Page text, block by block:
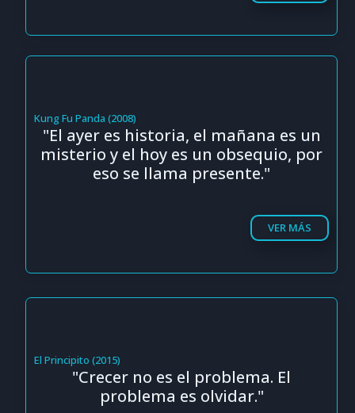
Kung Fu Panda (2008)
"El ayer es historia, el mañana es un
misterio y el hoy es un obsequio, por
eso se llama presente."
VER MÁS
El Principito (2015)
"Crecer no es el problema. El
problema es olvidar."